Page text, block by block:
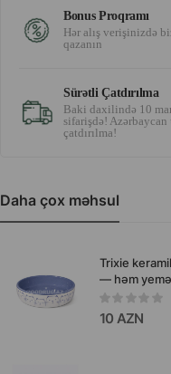
Bonus Proqramı
Hər alış verişinizdə
qazanın
Sürətli Çatdırılma
Baki daxilində 10
sifarişdə! Azərbaycan
çatdırılma!
Daha çox məhsul
Trixie
— həm
üçün
dəbli, sabit
qabdır.
10 AZN